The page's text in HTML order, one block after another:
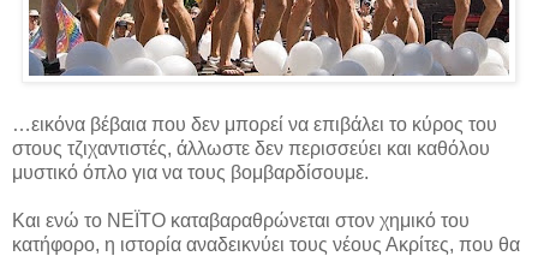
…εικόνα βέβαια που δεν μπορεί να επιβάλει το κύρος του
στους τζιχαντιστές, άλλωστε δεν περισσεύει και καθόλου
μυστικό όπλο για να τους βομβαρδίσουμε.
Και ενώ το ΝΕΪΤΟ καταβαραθρώνεται στον χημικό του
κατήφορο, η ιστορία αναδεικνύει τους νέους Ακρίτες, που θα